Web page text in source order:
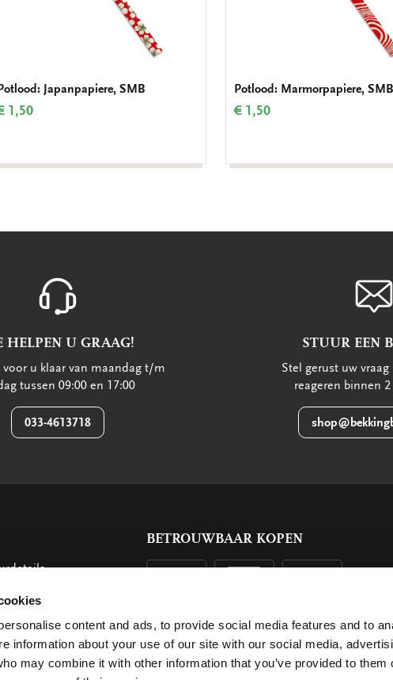
content and ads, to provide social media features and to
information about your use of our site with our social media,
may combine it with other information that you’ve provided to them
Japanpapiere, SMB
1,50
Potlood: Marmorpapiere, SMB
€ 1,50
HELPEN U GRAAG!
voor u klaar van maandag t/m
tussen 09:00 en 17:00
033-4613718
STUUR EEN
Stel gerust uw
reageren binnen
BETROUWBAAR KOPEN